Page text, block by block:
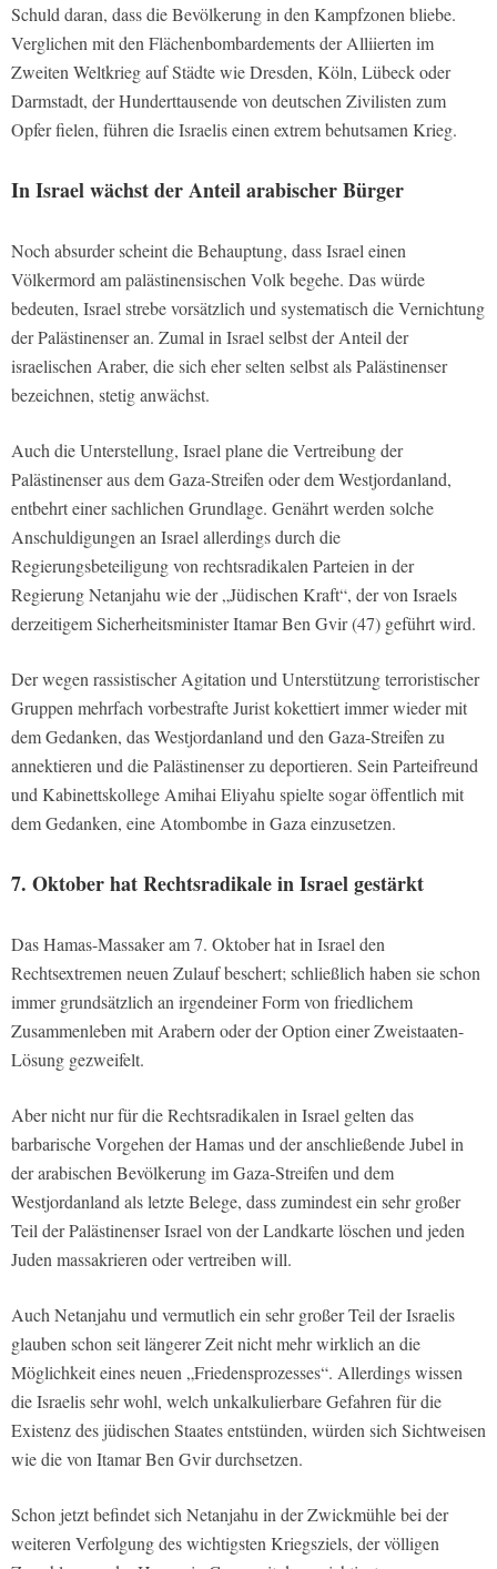
Schuld daran, dass die Bevölkerung in den Kampfzonen bliebe.
Verglichen mit den Flächenbombardements der Alliierten im
Zweiten Weltkrieg auf Städte wie Dresden, Köln, Lübeck oder
Darmstadt, der Hunderttausende von deutschen Zivilisten zum
Opfer fielen, führen die Israelis einen extrem behutsamen Krieg.
In Israel wächst der Anteil arabischer Bürger
Noch absurder scheint die Behauptung, dass Israel einen
Völkermord am palästinensischen Volk begehe. Das würde
bedeuten, Israel strebe vorsätzlich und systematisch die Vernichtung
der Palästinenser an. Zumal in Israel selbst der Anteil der
israelischen Araber, die sich eher selten selbst als Palästinenser
bezeichnen, stetig anwächst.
Auch die Unterstellung, Israel plane die Vertreibung der
Palästinenser aus dem Gaza-Streifen oder dem Westjordanland,
entbehrt einer sachlichen Grundlage. Genährt werden solche
Anschuldigungen an Israel allerdings durch die
Regierungsbeteiligung von rechtsradikalen Parteien in der
Regierung Netanjahu wie der „Jüdischen Kraft“, der von Israels
derzeitigem Sicherheitsminister Itamar Ben Gvir (47) geführt wird.
Der wegen rassistischer Agitation und Unterstützung terroristischer
Gruppen mehrfach vorbestrafte Jurist kokettiert immer wieder mit
dem Gedanken, das Westjordanland und den Gaza-Streifen zu
annektieren und die Palästinenser zu deportieren. Sein Parteifreund
und Kabinettskollege Amihai Eliyahu spielte sogar öffentlich mit
dem Gedanken, eine Atombombe in Gaza einzusetzen.
7. Oktober hat Rechtsradikale in Israel gestärkt
Das Hamas-Massaker am 7. Oktober hat in Israel den
Rechtsextremen neuen Zulauf beschert; schließlich haben sie schon
immer grundsätzlich an irgendeiner Form von friedlichem
Zusammenleben mit Arabern oder der Option einer Zweistaaten-
Lösung gezweifelt.
Aber nicht nur für die Rechtsradikalen in Israel gelten das
barbarische Vorgehen der Hamas und der anschließende Jubel in
der arabischen Bevölkerung im Gaza-Streifen und dem
Westjordanland als letzte Belege, dass zumindest ein sehr großer
Teil der Palästinenser Israel von der Landkarte löschen und jeden
Juden massakrieren oder vertreiben will.
Auch Netanjahu und vermutlich ein sehr großer Teil der Israelis
glauben schon seit längerer Zeit nicht mehr wirklich an die
Möglichkeit eines neuen „Friedensprozesses“. Allerdings wissen
die Israelis sehr wohl, welch unkalkulierbare Gefahren für die
Existenz des jüdischen Staates entstünden, würden sich Sichtweisen
wie die von Itamar Ben Gvir durchsetzen.
Schon jetzt befindet sich Netanjahu in der Zwickmühle bei der
weiteren Verfolgung des wichtigsten Kriegsziels, der völligen